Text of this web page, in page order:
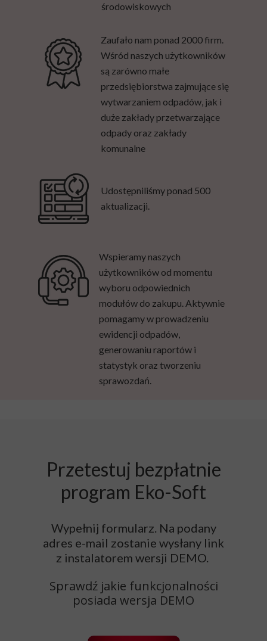
Wspieramy naszych
użytkowników od momentu
wyboru odpowiednich
modułów do zakupu. Aktywnie
pomagamy w prowadzeniu
ewidencji odpadów,
generowaniu raportów i
statystyk oraz tworzeniu
sprawozdań.
środowiskowych
Zaufało nam ponad 2000 firm.
Wśród naszych użytkowników
są zarówno małe
przedsiębiorstwa zajmujące się
wytwarzaniem odpadów, jak i
duże zakłady przetwarzające
odpady oraz zakłady
komunalne
Przetestuj bezpłatnie
program Eko-Soft
Wypełnij formularz. Na podany
adres e-mail zostanie wysłany link
z instalatorem wersji DEMO.
Sprawdź jakie funkcjonalności
posiada wersja DEMO
Udostępniliśmy ponad 500
aktualizacji.